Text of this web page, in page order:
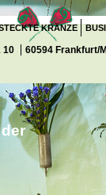
10 60594 Frankfurt/
KRÄNZE